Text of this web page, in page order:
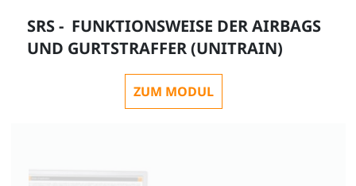
SRS - FUNKTIONSWEISE DER AIRBAGS
UND GURTSTRAFFER (UNITRAIN)
ZUM MODUL